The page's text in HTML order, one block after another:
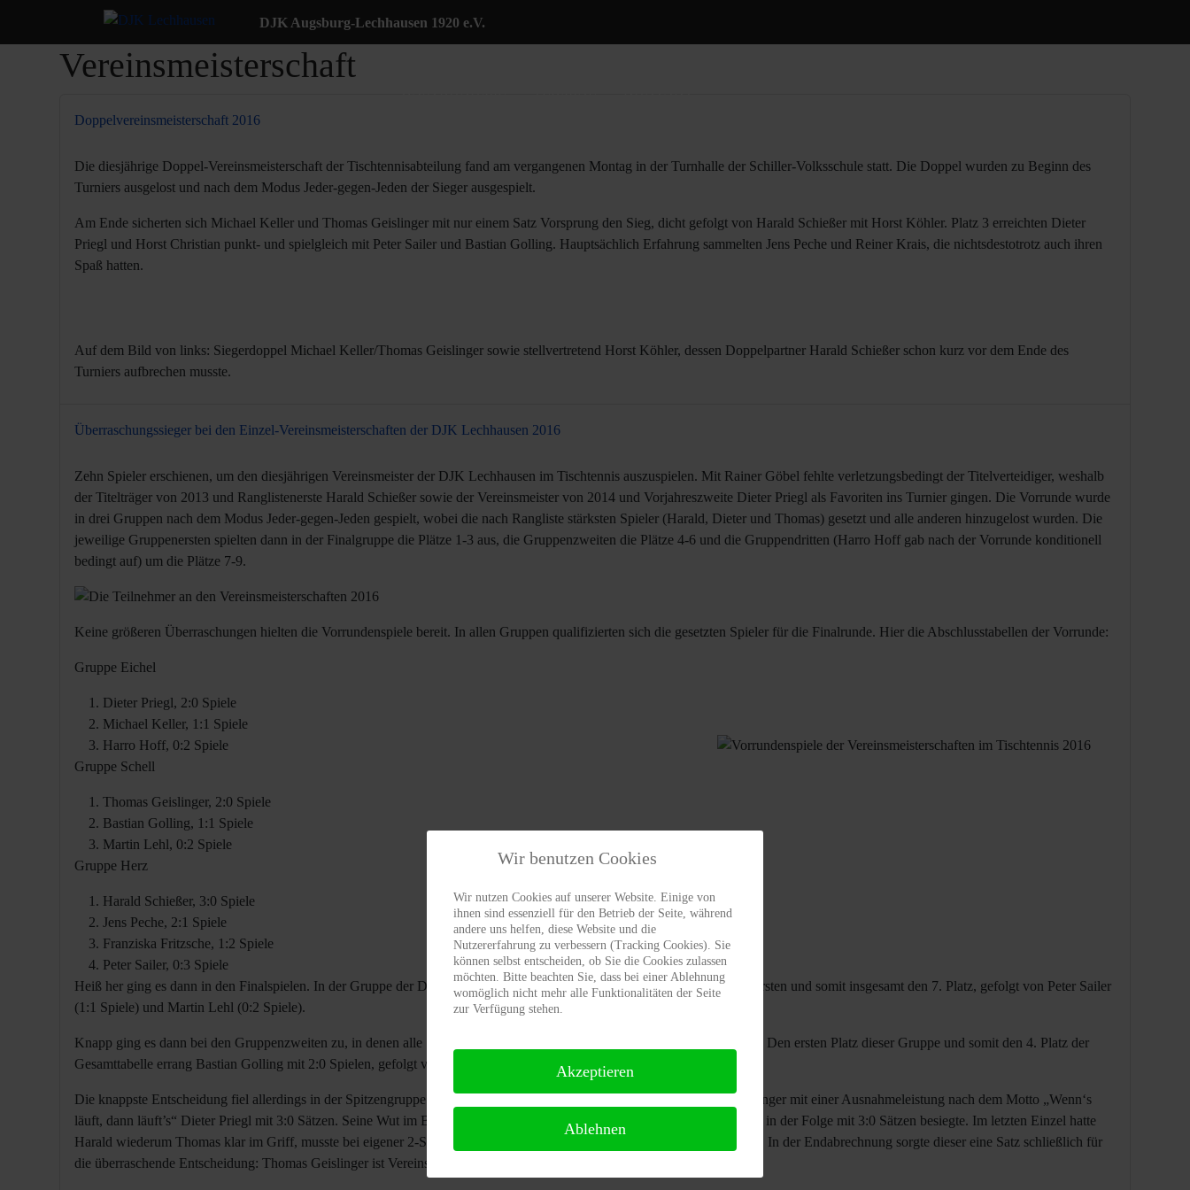
DJK Augsburg-Lechhausen 1920 e.V.
Vereinsmeisterschaft
Doppelvereinsmeisterschaft 2016
Die diesjährige Doppel-Vereinsmeisterschaft der Tischtennisabteilung fand am vergangenen Montag in der Turnhalle der Schiller-Volksschule statt. Die Doppel wurden zu Beginn des
Turniers ausgelost und nach dem Modus Jeder-gegen-Jeden der Sieger ausgespielt.
Am Ende sicherten sich Michael Keller und Thomas Geislinger mit nur einem Satz Vorsprung den Sieg, dicht gefolgt von Harald Schießer mit Horst Köhler. Platz 3 erreichten Dieter
Priegl und Horst Christian punkt- und spielgleich mit Peter Sailer und Bastian Golling. Hauptsächlich Erfahrung sammelten Jens Peche und Reiner Krais, die nichtsdestotrotz auch ihren
Spaß hatten.
Auf dem Bild von links: Siegerdoppel Michael Keller/Thomas Geislinger sowie stellvertretend Horst Köhler, dessen Doppelpartner Harald Schießer schon kurz vor dem Ende des
Turniers aufbrechen musste.
Überraschungssieger bei den Einzel-Vereinsmeisterschaften der DJK Lechhausen 2016
Zehn Spieler erschienen, um den diesjährigen Vereinsmeister der DJK Lechhausen im Tischtennis auszuspielen. Mit Rainer Göbel fehlte verletzungsbedingt der Titelverteidiger, weshalb
der Titelträger von 2013 und Ranglistenerste Harald Schießer sowie der Vereinsmeister von 2014 und Vorjahreszweite Dieter Priegl als Favoriten ins Turnier gingen. Die Vorrunde wurde
in drei Gruppen nach dem Modus Jeder-gegen-Jeden gespielt, wobei die nach Rangliste stärksten Spieler (Harald, Dieter und Thomas) gesetzt und alle anderen hinzugelost wurden. Die
jeweilige Gruppenersten spielten dann in der Finalgruppe die Plätze 1-3 aus, die Gruppenzweiten die Plätze 4-6 und die Gruppendritten (Harro Hoff gab nach der Vorrunde konditionell
bedingt auf) um die Plätze 7-9.
Keine größeren Überraschungen hielten die Vorrundenspiele bereit. In allen Gruppen qualifizierten sich die gesetzten Spieler für die Finalrunde. Hier die Abschlusstabellen der Vorrunde:
Gruppe Eichel
Dieter Priegl, 2:0 Spiele
Michael Keller, 1:1 Spiele
Harro Hoff, 0:2 Spiele
Gruppe Schell
Thomas Geislinger, 2:0 Spiele
Bastian Golling, 1:1 Spiele
Martin Lehl, 0:2 Spiele
Gruppe Herz
Harald Schießer, 3:0 Spiele
Jens Peche, 2:1 Spiele
Franziska Fritzsche, 1:2 Spiele
Peter Sailer, 0:3 Spiele
Heiß her ging es dann in den Finalspielen. In der Gruppe der Dritten sicherte sich Franziska Fritzsche mit 2:0 Spielen den ersten und somit insgesamt den 7. Platz, gefolgt von Peter Sailer
(1:1 Spiele) und Martin Lehl (0:2 Spiele).
Knapp ging es dann bei den Gruppenzweiten zu, in denen alle Spiele bis auf eines erst im fünften Satz entschieden wurden. Den ersten Platz dieser Gruppe und somit den 4. Platz der
Gesamttabelle errang Bastian Golling mit 2:0 Spielen, gefolgt von Jens Peche (1:1 Spiele) und Michael Keller (0:2 Spiele).
Die knappste Entscheidung fiel allerdings in der Spitzengruppe: In einem fulminanten Auftaktspiel bezwang Thomas Geislinger mit einer Ausnahmeleistung nach dem Motto „Wenn‘s
läuft, dann läuft’s“ Dieter Priegl mit 3:0 Sätzen. Seine Wut im Bauch ließ Dieter wiederum spielerisch an Harald aus, den er in der Folge mit 3:0 Sätzen besiegte. Im letzten Einzel hatte
Harald wiederum Thomas klar im Griff, musste bei eigener 2-Satz-Führung allerdings noch einen Satz an Thomas abgeben. In der Endabrechnung sorgte dieser eine Satz schließlich für
die überraschende Entscheidung: Thomas Geislinger ist Vereinsmeister der DJK Lechhausen 2016!
Wir benutzen Cookies
Wir nutzen Cookies auf unserer Website. Einige von
ihnen sind essenziell für den Betrieb der Seite, während
andere uns helfen, diese Website und die
Nutzererfahrung zu verbessern (Tracking Cookies). Sie
können selbst entscheiden, ob Sie die Cookies zulassen
möchten. Bitte beachten Sie, dass bei einer Ablehnung
womöglich nicht mehr alle Funktionalitäten der Seite
zur Verfügung stehen.
Akzeptieren
Ablehnen